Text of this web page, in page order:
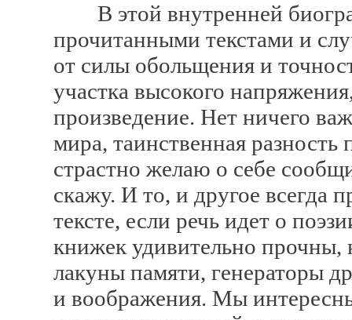
В этой внутренней
прочитанными текстами и
от силы обольщения и
участка высокого
произведение. Нет ничего
мира, таинственная
страстно желаю о себе
скажу. И то, и другое всегда
тексте, если речь идет о
книжек удивительно
лакуны памяти, генераторы
и воображения. Мы